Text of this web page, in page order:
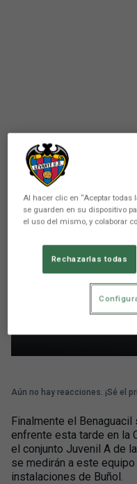
El Juvenil A
tarde al
Aún no hay reacciones. ¡Sé el
Finalmente el
enfrente esta tarde en la
el conjunto Juvenil A de
se medirán a este
instalaciones de Buñol.
Al hacer clic en “Aceptar todas
se guarden en su dispositivo
el uso del mismo, y colaborar
Rechazarlas todas